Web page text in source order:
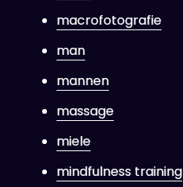
macrofotografie
man
mannen
massage
miele
mindfulness training